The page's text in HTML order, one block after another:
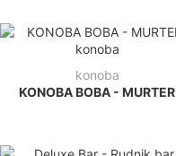
konoba
KONOBA BOBA - MURTER